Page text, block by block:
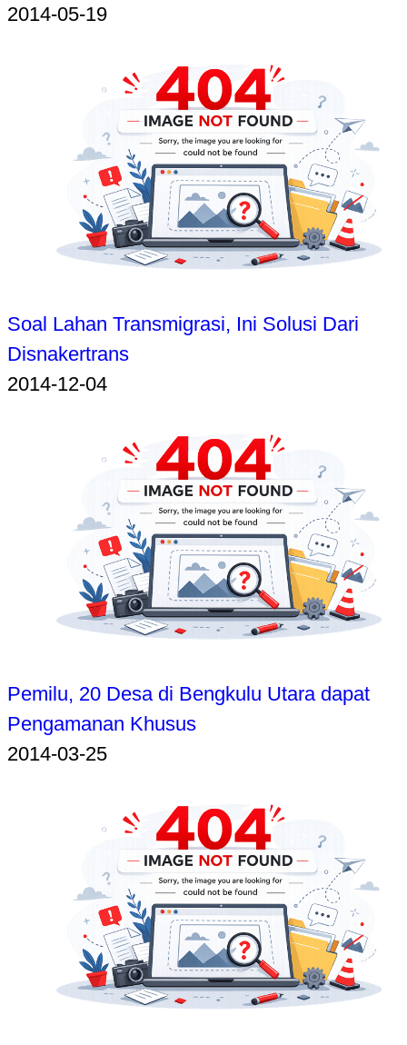
2014-05-19
Soal Lahan Transmigrasi, Ini Solusi Dari
Disnakertrans
2014-12-04
Pemilu, 20 Desa di Bengkulu Utara dapat
Pengamanan Khusus
2014-03-25